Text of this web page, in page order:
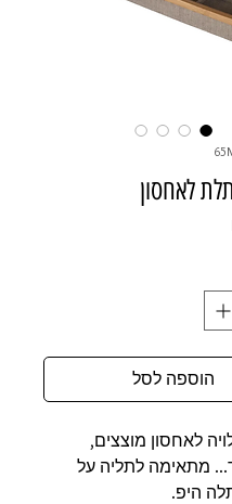
לאחסון
הוספה לסל
לאחסון מוצצים,
מתאימה לתליה על
היפ.